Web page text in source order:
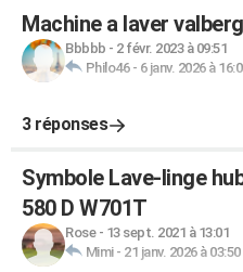
Machine a laver
Bbbbb - 2 févr. 2023 à 09:51
Philo46- 6 janv. 2026 à
3 réponses
Symbole Lave-linge
580 D W701T
Rose- 13 sept. 2021 à 13:01
Mimi- 21 janv. 2026 à 03:50